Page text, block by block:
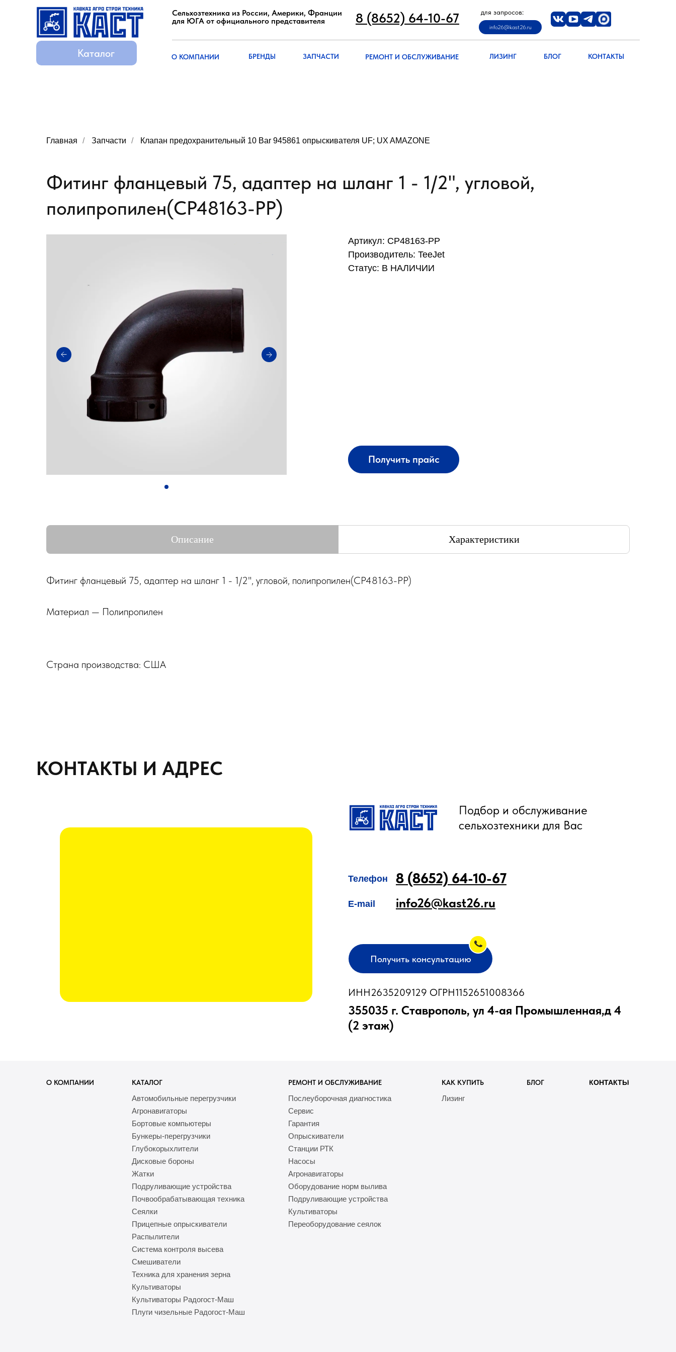
Сельхозтехника из России, Америки, Франции
для ЮГА от официального представителя
8 (8652) 64-10-67 для запросов:
info26@kast26.ru
ЗАПЧАСТИ БЛОГ
Каталог ЛИЗИНГ
РЕМОНТ И ОБСЛУЖИВАНИЕ КОНТАКТЫ
БРЕНДЫ
О КОМПАНИИ
8 (8652) 64-10-67 info26@kast26.ru
info26@kast26.ru
О КОМПАНИИ БРЭНДЫ КОНТАКТЫ
ЛИЗИНГ
Каталог БЛОГ
ЗАПЧАСТИ
Главная / Запчасти / Клапан предохранительный 10 Bar 945861 опрыскивателя UF; UX AMAZONE
Фитинг фланцевый 75, адаптер на шланг 1 - 1/2", угловой,
полипропилен(СР48163-РР)
Артикул: СР48163-РР
Производитель: TeeJet
Статус: В НАЛИЧИИ
Получить прайс
Описание Характеристики
Фитинг фланцевый 75, адаптер на шланг 1 - 1/2", угловой, полипропилен(СР48163-РР)
Материал — Полипропилен
Страна производства: США
КОНТАКТЫ И АДРЕС
Подбор и обслуживание
сельхозтехники для Вас
8 (8652) 64-10-67
info26@kast26.ru
Получить консультацию
355035 г. Ставрополь, ул 4-ая Промышленная,д 4
(2 этаж)
Телефон
E-mail
ИНН2635209129 ОГРН1152651008366
О КОМПАНИИ КАТАЛОГ КОНТАКТЫ
РЕМОНТ И ОБСЛУЖИВАНИЕ КАК КУПИТЬ БЛОГ
Автомобильные перегрузчики
Агронавигаторы
Бортовые компьютеры
Бункеры-перегрузчики
Глубокорыхлители
Дисковые бороны
Жатки
Подруливающие устройства
Почвообрабатывающая техника
Прицепные опрыскиватели
Распылители
Система контроля высева
Смешиватели
Техника для хранения зерна
Культиваторы
Культиваторы Радогост-Маш
Плуги чизельные Радогост-Маш
Послеуборочная диагностика
Сервис
Гарантия
Опрыскиватели
Станции РТК
Насосы
Агронавигаторы
Оборудование норм вылива
Подруливающие устройства
Культиваторы
Переоборудование сеялок
Лизинг
Сеялки